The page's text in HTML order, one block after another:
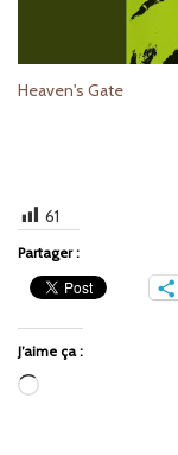
Heaven's Gate
61
Partager :
J’aime ça :
Chargement…